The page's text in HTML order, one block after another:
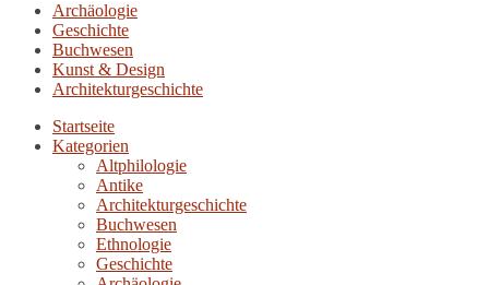
Archäologie
Geschichte
Buchwesen
Kunst & Design
Architekturgeschichte
Startseite
Kategorien
Altphilologie
Antike
Architekturgeschichte
Buchwesen
Ethnologie
Geschichte